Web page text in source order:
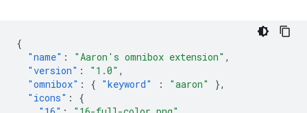
{
"name" : "Aaron's omnibox extension" ,
"version" : "1.0" ,
"omnibox" : { "keyword" : "aaron"
},
"icons" :
{